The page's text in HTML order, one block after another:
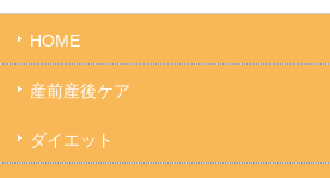
HOME
産前産後ケア
ダイエット